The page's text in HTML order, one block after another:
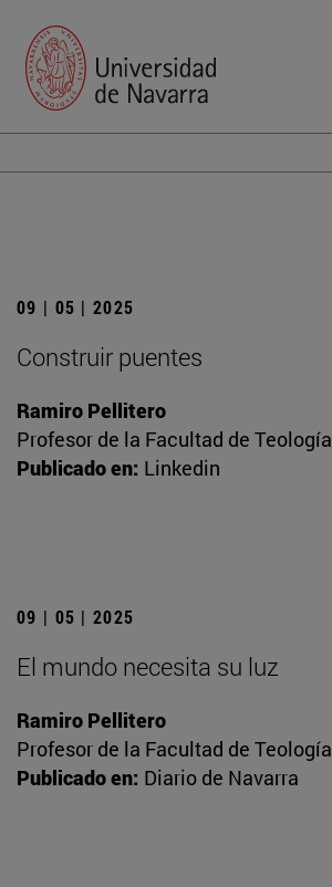
09 | 05 | 2025
Construir puentes
Ramiro Pellitero
Profesor de la Facultad de Teología
Publicado en: Linkedin
09 | 05 | 2025
El mundo necesita su luz
Ramiro Pellitero
Profesor de la Facultad de Teología
Publicado en: Diario de Navarra